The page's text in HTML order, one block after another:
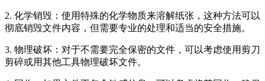
2. 化学销毁：使用特殊的化学物质来溶解纸张，这种方法可以
彻底销毁文件内容，但需要专业的处理和适当的安全措施。
3. 物理破坏：对于不需要完全保密的文件，可以考虑使用剪刀
剪碎或用其他工具物理破坏文件。